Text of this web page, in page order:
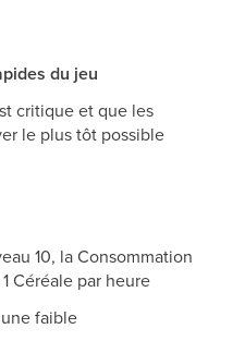
du jeu
critique et que les
le plus tôt possible
10, la Consommation
Céréale par heure
faible